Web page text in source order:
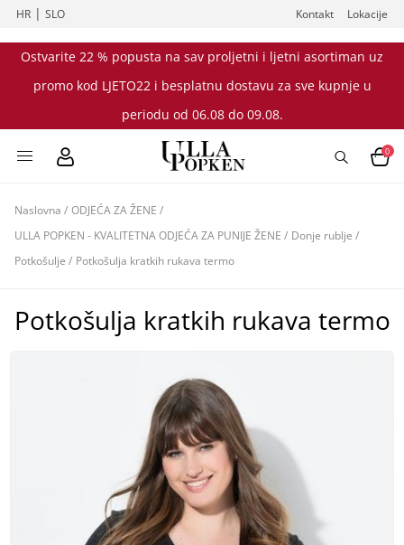
HR |SLO Kontakt Lokacije
Ostvarite 22 % popusta na sav proljetni i ljetni asortiman uz
promo kod LJETO22 i besplatnu dostavu za sve kupnje u
periodu od 06.08 do 09.08.
0
Naslovna / ODJEĆA ZA ŽENE /
ULLA POPKEN - KVALITETNA ODJEĆA ZA PUNIJE ŽENE / Donje rublje /
Potkošulje / Potkošulja kratkih rukava termo
Potkošulja kratkih rukava termo